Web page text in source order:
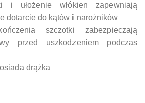
i ułożenie włókien zapewniają
dotarcie do kątów i narożników
szczotki zabezpieczają
przed uszkodzeniem podczas
drążka